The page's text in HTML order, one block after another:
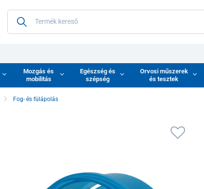
Mozgás és
mobilitás
Egészség és
szépség
Orvosi műszerek
és tesztek
Fog- és fülápolás